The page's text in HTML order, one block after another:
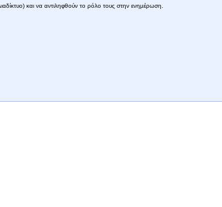
και να αντιληφθούν το ρόλο τους στην ενηµέρωση.